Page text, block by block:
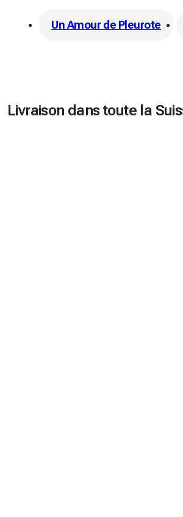
Un Amour de Pleurote
Livraison dans toute la